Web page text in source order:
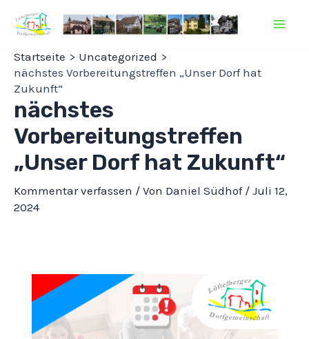
Inhalt
Startseite
Uncategorized
nächstes Vorbereitungstreffen „Unser Dorf hat
Zukunft“
nächstes
Vorbereitungstreffen
„Unser Dorf hat Zukunft“
Kommentar verfassen / Von Daniel Südhof / Juli 12,
2024